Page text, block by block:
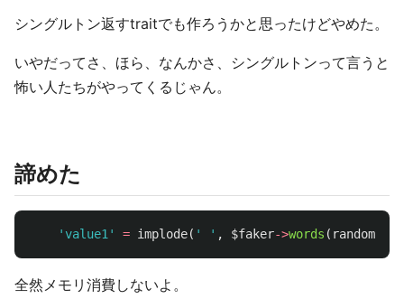
シングルトン返すtraitでも作ろうかと思ったけどやめた。
いやだってさ、ほら、なんかさ、シングルトンって言うと
怖い人たちがやってくるじゃん。
諦めた
'value1' = implode( ' ' , $faker->words ( random_int
全然メモリ消費しないよ。